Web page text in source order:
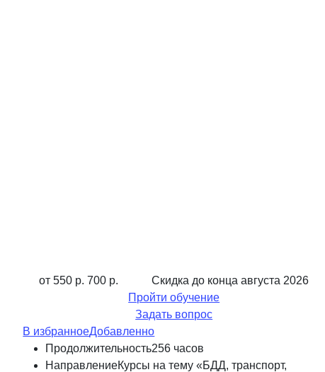
от 550 р. 700 р. Скидка до конца августа 2026
Пройти обучение
Задать вопрос
В избранноеДобавленно
Продолжительность256 часов
НаправлениеКурсы на тему «БДД, транспорт,